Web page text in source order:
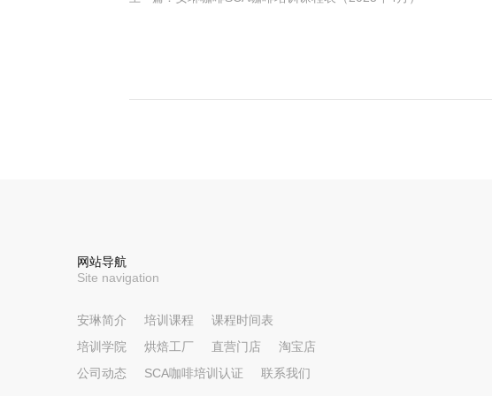
网站导航
Site navigation
安琳简介 培训课程
课程时间表
培训学院
烘焙工厂 直营门店
淘宝店
公司动态
SCA咖啡培训认证 联系我们